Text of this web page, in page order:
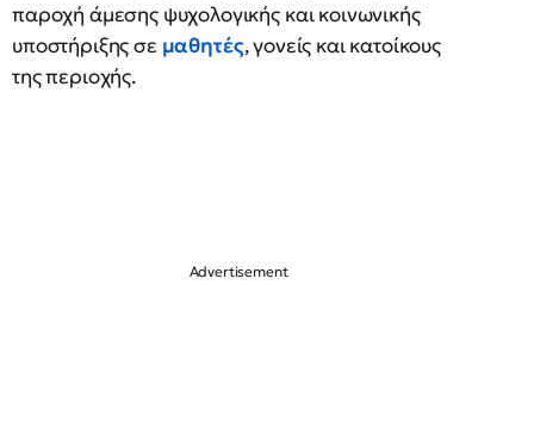
παροχή άμεσης ψυχολογικής και κοινωνικής
υποστήριξης σε μαθητές, γονείς και κατοίκους
της περιοχής.